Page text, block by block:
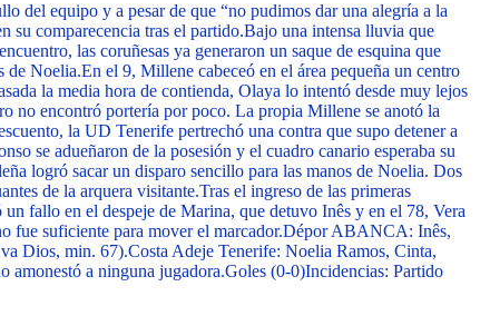
del equipo y a pesar de que “no pudimos dar una alegría a la
su comparecencia tras el partido.Bajo una intensa lluvia que
las coruñesas ya generaron un saque de esquina que
de Noelia.En el 9, Millene cabeceó en el área pequeña un centro
la media hora de contienda, Olaya lo intentó desde muy lejos
no encontró portería por poco. La propia Millene se anotó la
la UD Tenerife pertrechó una contra que supo detener a
se adueñaron de la posesión y el cuadro canario esperaba su
logró sacar un disparo sencillo para las manos de Noelia. Dos
de la arquera visitante.Tras el ingreso de las primeras
fallo en el despeje de Marina, que detuvo Inês y en el 78, Vera
fue suficiente para mover el marcador.Dépor ABANCA: Inês,
Dios, min. 67).Costa Adeje Tenerife: Noelia Ramos, Cinta,
amonestó a ninguna jugadora.Goles (0-0)Incidencias: Partido